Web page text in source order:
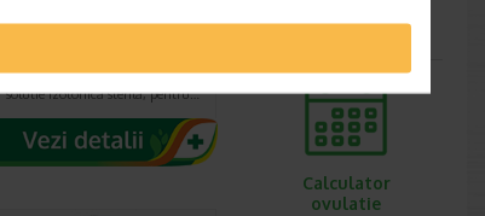
flacoane unidoze X…
flacoane unidoze Apa de mare,
solutie izotonica sterila, pentru…
sarcina
Calculator
ovulatie